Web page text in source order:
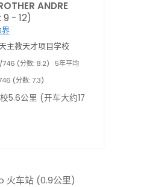
ANDRE
9 - 12)
界
主教天才项目学校
746 (分数: 8.2)
5年平均
(分数: 7.3)
5.6公里 (开车大约17
火车站 (0.9公里)